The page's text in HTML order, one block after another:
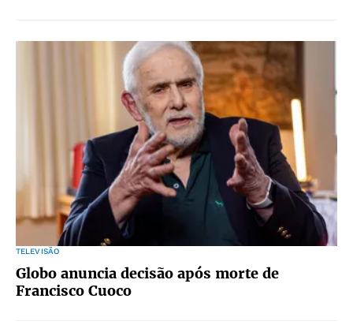
TELEVISÃO
Globo anuncia decisão após morte de
Francisco Cuoco